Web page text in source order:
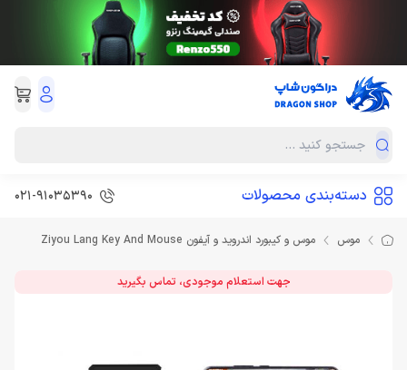
دسته‌بندی محصولات 021-91035390
موس موس و کیبورد اندروید و آیفون Ziyou Lang Key And Mouse
جهت استعلام موجودی، تماس بگیرید